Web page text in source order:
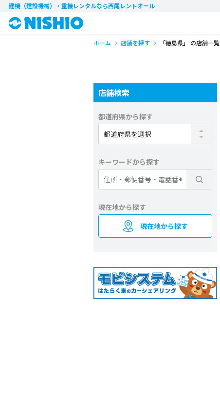
建機（建設機械）・重機レンタルなら西尾レントオール
ホーム 店舗を探す 「徳島県」 の店舗一覧
店舗検索
都道府県から探す
キーワードから探す
現在地から探す
現在地から探す